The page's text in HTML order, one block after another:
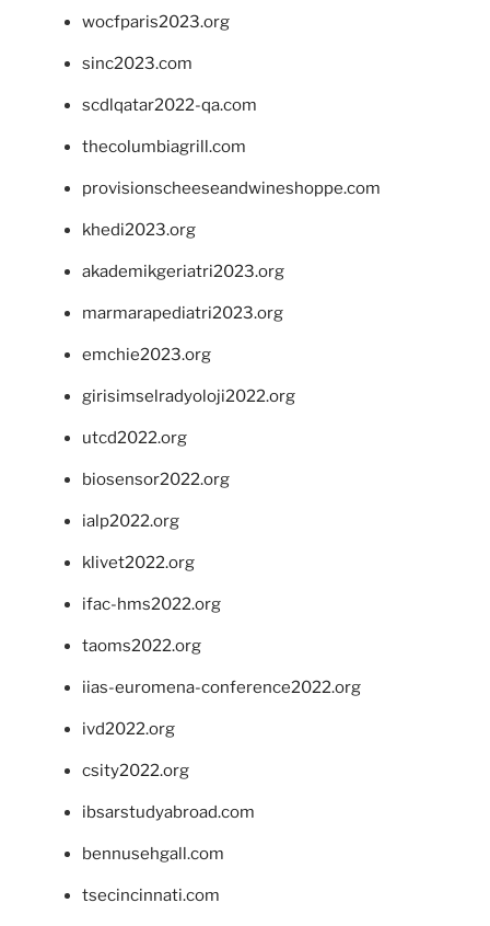
wocfparis2023.org
sinc2023.com
scdlqatar2022-qa.com
thecolumbiagrill.com
provisionscheeseandwineshoppe.com
khedi2023.org
akademikgeriatri2023.org
marmarapediatri2023.org
emchie2023.org
girisimselradyoloji2022.org
utcd2022.org
biosensor2022.org
ialp2022.org
klivet2022.org
ifac-hms2022.org
taoms2022.org
iias-euromena-conference2022.org
ivd2022.org
csity2022.org
ibsarstudyabroad.com
bennusehgall.com
tsecincinnati.com